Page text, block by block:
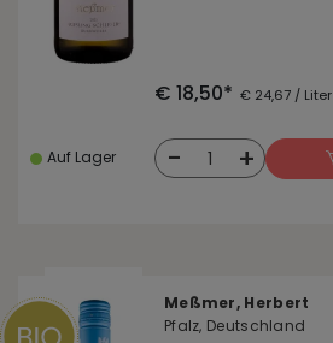
€ 18,50* € 24,67 / Liter
Auf Lager - 1 +
Meßmer, Herbert
Pfalz, Deutschland